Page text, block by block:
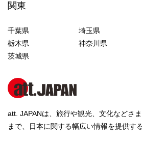
関東
千葉県 埼玉県
栃木県
神奈川県
茨城県
att. JAPANは、旅行や観光、文化などさ
まで、日本に関する幅広い情報を提供す